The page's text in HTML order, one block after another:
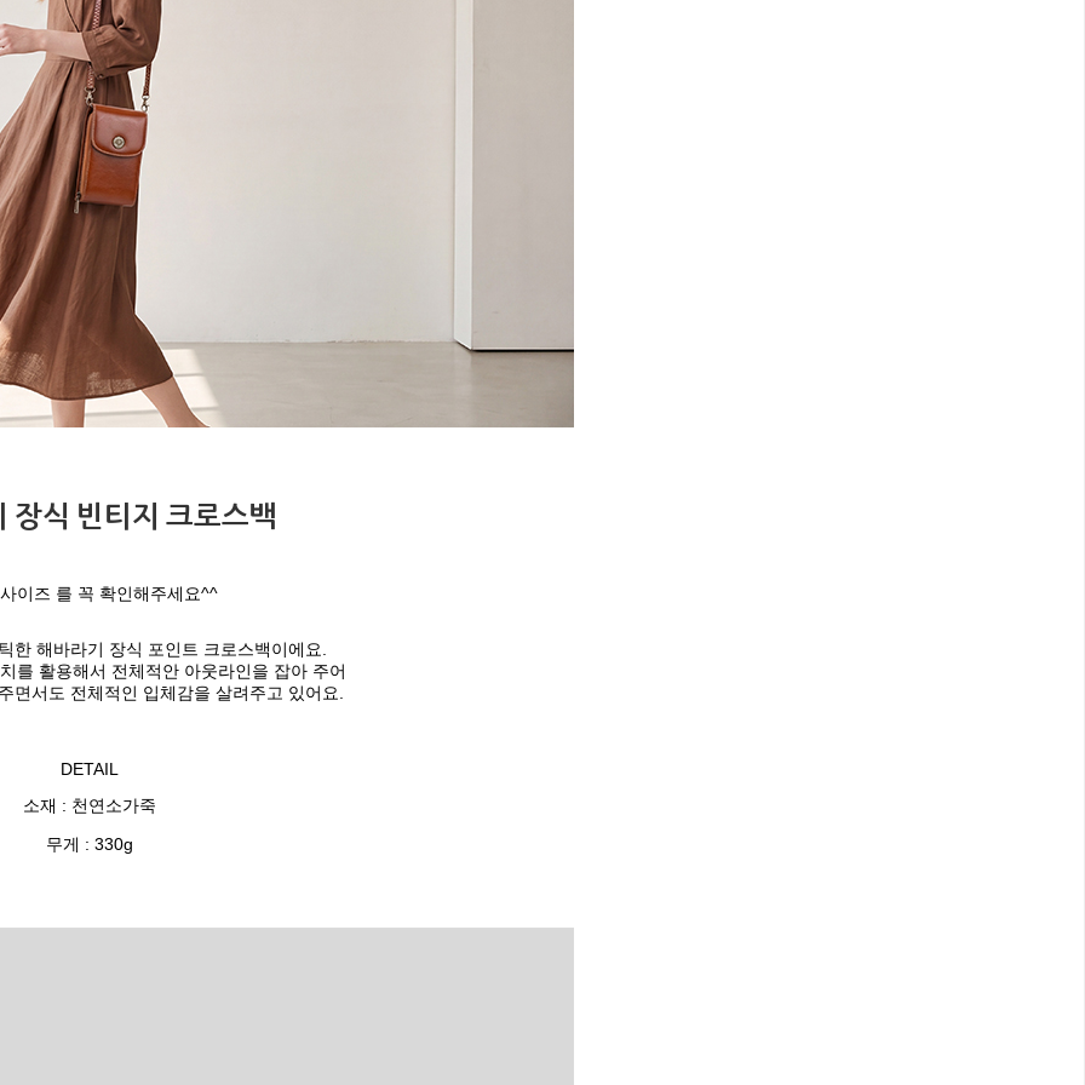
장식 빈티지 크로스백
이즈 를 꼭 확인해주세요^^
한 해바라기 장식 포인트 크로스백이에요.
를 활용해서 전체적안 아웃라인을 잡아 주어
면서도 전체적인 입체감을 살려주고 있어요.
DETAIL
소재 : 천연소가죽
무게 : 330g